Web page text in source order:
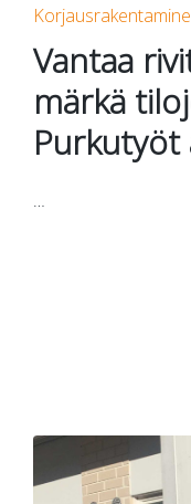
Posted
inVantaa
märkä
…